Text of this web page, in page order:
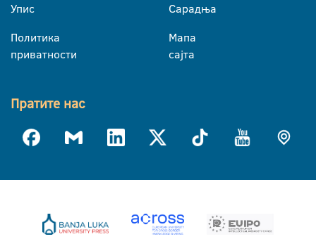
Упис
Политика
приватности
Сарадња
Мапа
сајта
Пратите нас